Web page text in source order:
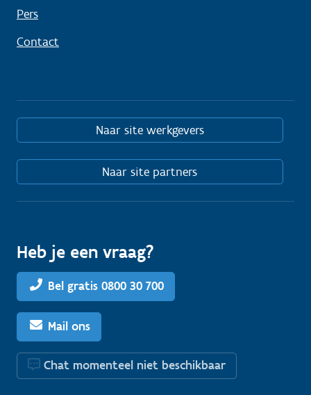
Pers
Contact
Naar site werkgevers
Naar site partners
Heb je een vraag?
Bel gratis 0800 30 700
Mail ons
Chat momenteel niet beschikbaar